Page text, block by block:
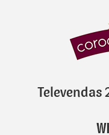
Televendas